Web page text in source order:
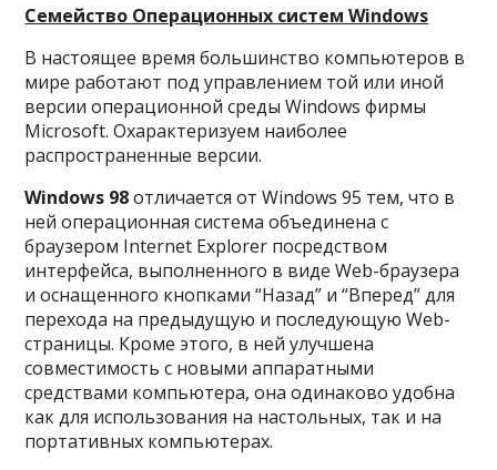
Семейство Операционных систем Windows
В настоящее время большинство компьютеров в
мире работают под управлением той или иной
версии операционной среды Windows фирмы
Microsoft. Охарактеризуем наиболее
распространенные версии.
Windows 98отличается от Windows 95 тем, что в
ней операционная система объединена с
браузером Internet Explorer посредством
интерфейса, выполненного в виде Web-браузера
и оснащенного кнопками “Назад” и “Вперед” для
перехода на предыдущую и последующую Web-
страницы. Кроме этого, в ней улучшена
совместимость с новыми аппаратными
средствами компьютера, она одинаково удобна
как для использования на настольных, так и на
портативных компьютерах.